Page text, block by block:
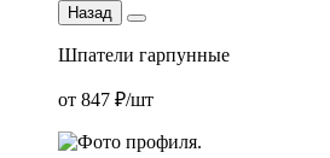
Назад
Шпатели гарпунные
от 847 ₽/шт